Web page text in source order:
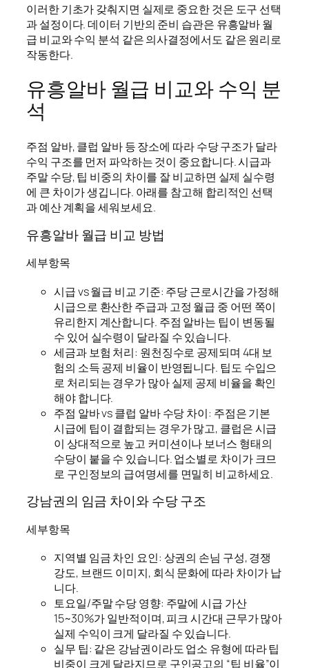
이러한 기초가 갖춰지면 실제로 중요한 것은 도구 선택
과 설정이다. 데이터 기반의 준비 습관은 유흥알바 월
급 비교와 수익 분석 같은 의사결정에서도 같은 원리로
작동한다.
유흥알바 월급 비교와 수익 분
석
주점 알바, 클럽 알바 등 장소에 따라 수당 구조가 달라
수익 구조를 먼저 파악하는 것이 중요합니다. 시급과
주말 수당, 팁 비중의 차이를 잘 비교하면 실제 실수령
에 큰 차이가 생깁니다. 아래를 참고해 합리적인 선택
과 예산 계획을 세워보세요.
유흥알바 월급 비교 방법
세부항목
시급 vs 월급 비교 기준: 주당 근로시간을 가정해
시급으로 환산한 주급과 고정 월급 중 어떤 쪽이
유리한지 계산합니다. 주점 알바는 팁이 변동될
수 있어 실수령이 달라질 수 있습니다.
세금과 보험 처리: 원천징수로 공제되며 4대 보
험의 소득 공제 비율이 반영됩니다. 팁도 수입으
로 처리되는 경우가 많아 실제 공제 비율을 확인
해야 합니다.
주점 알바 vs 클럽 알바 수당 차이: 주점은 기본
시급에 팁이 결합되는 경우가 많고, 클럽은 시급
이 상대적으로 높고 커미션이나 보너스 형태의
수당이 붙을 수 있습니다. 업소별로 차이가 크므
로 구인정보의 급여명세를 면밀히 비교하세요.
강남권의 임금 차이와 수당 구조
세부항목
지역별 임금 차인 요인: 상권의 손님 구성, 경쟁
강도, 브랜드 이미지, 회식 문화에 따라 차이가 납
니다.
토요일/주말 수당 영향: 주말에 시급 가산
15~30%가 일반적이며, 피크 시간대 근무가 많아
실제 수익이 크게 달라질 수 있습니다.
실무 팁: 같은 강남권이라도 업소 유형에 따라 팁
비중이 크게 달라지므로 구인공고의 “팁 비율”이